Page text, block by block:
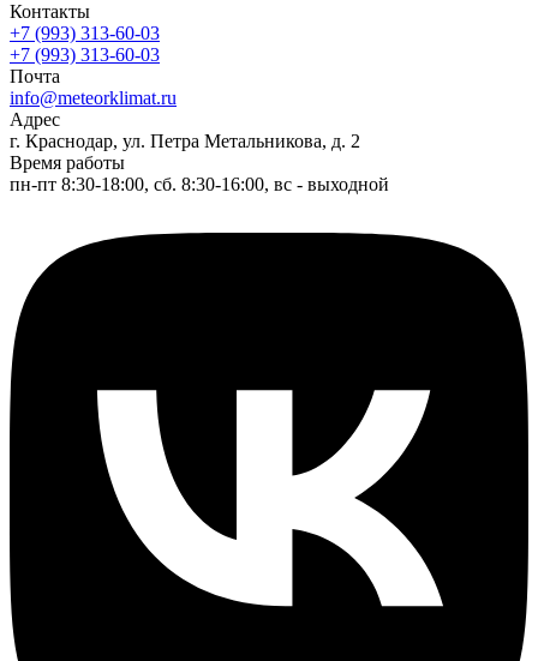
Контакты
+7 (993) 313-60-03
+7 (993) 313-60-03
Почта
info@meteorklimat.ru
Адрес
г. Краснодар, ул. Петра Метальникова, д. 2
Время работы
пн-пт 8:30-18:00, сб. 8:30-16:00, вс - выходной